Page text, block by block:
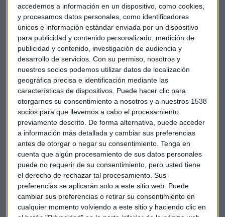
accedemos a información en un dispositivo, como cookies,
y procesamos datos personales, como identificadores
únicos e información estándar enviada por un dispositivo
para publicidad y contenido personalizado, medición de
publicidad y contenido, investigación de audiencia y
desarrollo de servicios. Con su permiso, nosotros y
nuestros socios podemos utilizar datos de localización
geográfica precisa e identificación mediante las
características de dispositivos. Puede hacer clic para
otorgarnos su consentimiento a nosotros y a nuestros 1538
socios para que llevemos a cabo el procesamiento
previamente descrito. De forma alternativa, puede acceder
a información más detallada y cambiar sus preferencias
antes de otorgar o negar su consentimiento. Tenga en
cuenta que algún procesamiento de sus datos personales
puede no requerir de su consentimiento, pero usted tiene
el derecho de rechazar tal procesamiento. Sus
preferencias se aplicarán solo a este sitio web. Puede
cambiar sus preferencias o retirar su consentimiento en
cualquier momento volviendo a este sitio y haciendo clic en
No obstante, esta prórroga no impediría que eltecho de
gasto de 2019,pueda ser ratificado en el Congreso a finales
de junio o principios de julio. Pero, claro, la tramitación de
las cuentas para el próximo año, debería tramitarse
después del verano.
Reacciones
El secretario general deCiudadanos, José Manuel
Villegas,pide al gobierno un esfuerzo, considera "muy
derrotista" que el Gobierno no descarte ya el escenario de
prorrogar por dos veces los Presupuestos.
La portavozsocialista en el Congreso de los Diputados,
Margarita Robles, ha criticado las "excusas" que plantea el
Gobierno. Robles ha insistido en que España está ante un
"Gobierno que no gobierna" debido a la demora de la